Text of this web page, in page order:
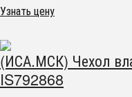
Узнать цену
(ИСА.МСК) Чехол
IS792868